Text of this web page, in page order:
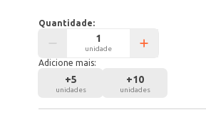
Quantidade:
unidade
Adicione mais:
+5
unidades
+10
unidades